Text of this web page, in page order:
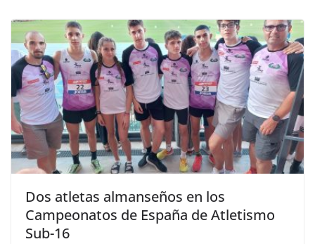
Dos atletas almanseños en los
Campeonatos de España de Atletismo
Sub-16